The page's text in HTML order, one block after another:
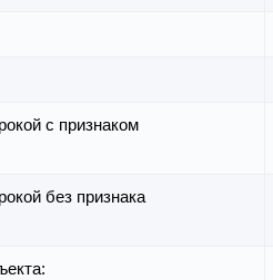
с признаком
без признака